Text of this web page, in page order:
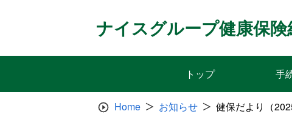
ナイスグループ健康保険
トップ 手
Home お知らせ 健保だより（